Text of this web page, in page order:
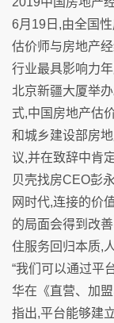
6月19日,由全国
估价师与房地产
行业最具影响力
北京新疆大厦举
式,中国房地产估
和城乡建设部房
议,并在致辞中肯
贝壳找房CEO彭
网时代,连接的价
的局面会得到改
住服务回归本质,
“我们可以通过平
华在《直营、加
指出,平台能够建